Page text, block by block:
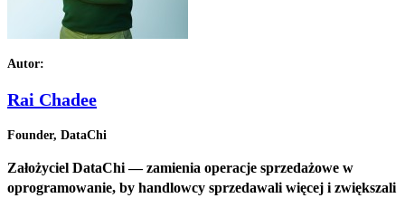
Autor:
Rai Chadee
Founder, DataChi
Założyciel DataChi — zamienia operacje sprzedażowe w
oprogramowanie, by handlowcy sprzedawali więcej i zwiększali